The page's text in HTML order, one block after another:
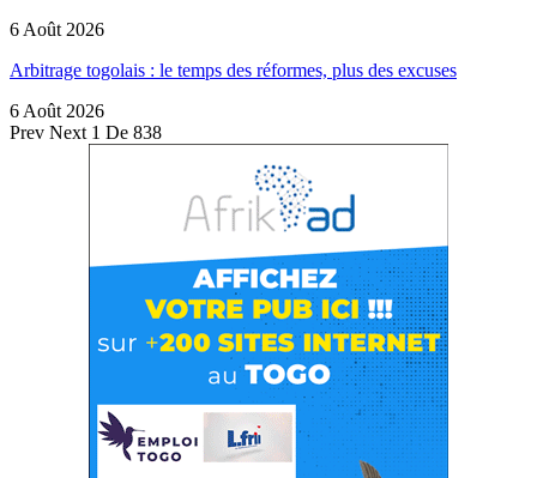
6 Août 2026
Arbitrage togolais : le temps des réformes, plus des excuses
6 Août 2026
Prev Next 1 De 838